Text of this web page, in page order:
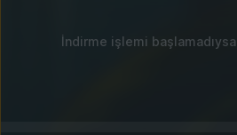
İndirme işlemi başlamadıysa,